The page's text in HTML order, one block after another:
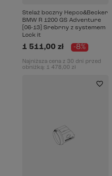
Stelaż boczny Hepco&Becker
BMW R 1200 GS Adventure
[06-13] Srebrny z systemem
Lock it
1 511,00 zł -8%
Najniższa cena z 30 dni przed
obniżką: 1 478,00 zł